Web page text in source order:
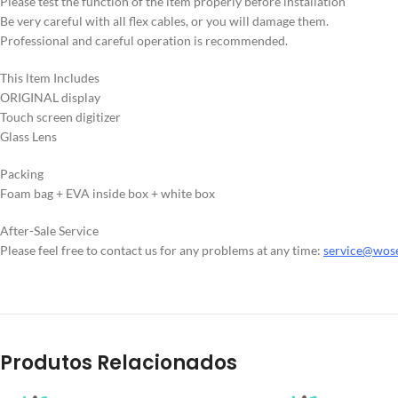
Be very careful with all flex cables, or you will damage them.
Professional and careful operation is recommended.
This ltem Includes
ORIGINAL display
Touch screen digitizer
Glass Lens
Packing
Foam bag + EVA inside box + white box
After-Sale Service
Please feel free to contact us for any problems at any time:
Produtos Relacionados